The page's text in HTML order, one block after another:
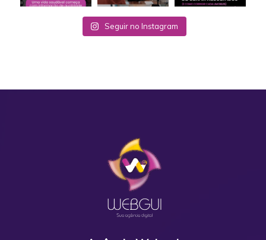
Seguir no Instagram